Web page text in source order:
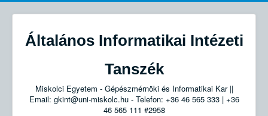
Általános Informatikai Intézeti
Tanszék
Miskolci Egyetem - Gépészmérnöki és Informatikai Kar ||
Email: gkint@uni-miskolc.hu - Telefon: +36 46 565 333 | +36
46 565 111 #2958